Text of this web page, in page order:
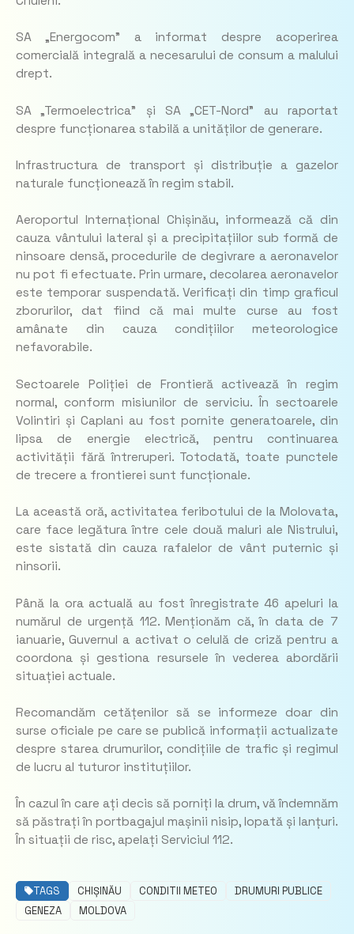
SA „Energocom” a informat despre acoperirea
comercială integrală a necesarului de consum a malului
drept.
SA „Termoelectrica” și SA „CET-Nord” au raportat
despre funcționarea stabilă a unităților de generare.
Infrastructura de transport și distribuție a gazelor
naturale funcționează în regim stabil.
Aeroportul Internațional Chișinău, informează că din
cauza vântului lateral și a precipitațiilor sub formă de
ninsoare densă, procedurile de degivrare a aeronavelor
nu pot fi efectuate. Prin urmare, decolarea aeronavelor
este temporar suspendată. Verificați din timp graficul
zborurilor, dat fiind că mai multe curse au fost
amânate din cauza condițiilor meteorologice
nefavorabile.
Sectoarele Poliției de Frontieră activează în regim
normal, conform misiunilor de serviciu. În sectoarele
Volintiri și Caplani au fost pornite generatoarele, din
lipsa de energie electrică, pentru continuarea
activității fără întreruperi. Totodată, toate punctele
de trecere a frontierei sunt funcționale.
La această oră, activitatea feribotului de la Molovata,
care face legătura între cele două maluri ale Nistrului,
este sistată din cauza rafalelor de vânt puternic și
ninsorii.
Până la ora actuală au fost înregistrate 46 apeluri la
numărul de urgență 112. Menționăm că, în data de 7
ianuarie, Guvernul a activat o celulă de criză pentru a
coordona și gestiona resursele în vederea abordării
situației actuale.
Recomandăm cetățenilor să se informeze doar din
surse oficiale pe care se publică informații actualizate
despre starea drumurilor, condițiile de trafic și regimul
de lucru al tuturor instituțiilor.
În cazul în care ați decis să porniți la drum, vă îndemnăm
să păstrați în portbagajul mașinii nisip, lopată și lanțuri.
În situații de risc, apelați Serviciul 112.
TAGS CHIȘINĂU CONDITII METEO
DRUMURI PUBLICE
GENEZA
MOLDOVA